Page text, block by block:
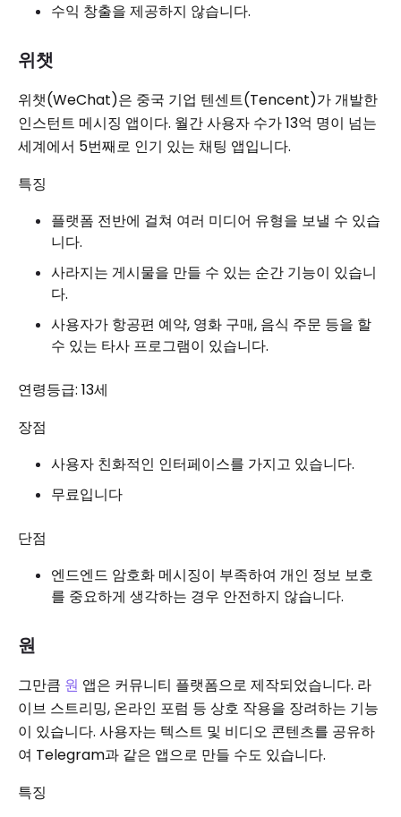
수익 창출을 제공하지 않습니다.
위챗
위챗(WeChat)은 중국 기업 텐센트(Tencent)가 개발한
인스턴트 메시징 앱이다. 월간 사용자 수가 13억 명이 넘는
세계에서 5번째로 인기 있는 채팅 앱입니다.
특징
플랫폼 전반에 걸쳐 여러 미디어 유형을 보낼 수 있습
니다.
사라지는 게시물을 만들 수 있는 순간 기능이 있습니
다.
사용자가 항공편 예약, 영화 구매, 음식 주문 등을 할
수 있는 타사 프로그램이 있습니다.
연령등급: 13세
장점
사용자 친화적인 인터페이스를 가지고 있습니다.
무료입니다
단점
엔드엔드 암호화 메시징이 부족하여 개인 정보 보호
를 중요하게 생각하는 경우 안전하지 않습니다.
원
그만큼 원 앱은 커뮤니티 플랫폼으로 제작되었습니다. 라
이브 스트리밍, 온라인 포럼 등 상호 작용을 장려하는 기능
이 있습니다. 사용자는 텍스트 및 비디오 콘텐츠를 공유하
여 Telegram과 같은 앱으로 만들 수도 있습니다.
특징